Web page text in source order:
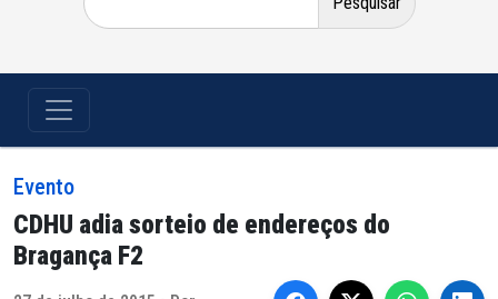
por:
Evento
CDHU adia sorteio de endereços do
Bragança F2